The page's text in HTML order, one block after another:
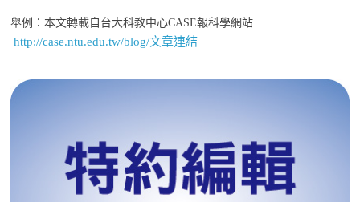
舉例：本文轉載自台大科教中心CASE報科學網站
http://case.ntu.edu.tw/blog/文章連結